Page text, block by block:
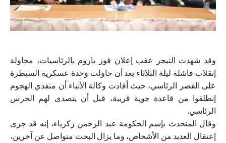
وقد شهدت النيجر عقب إعلان فوز باروم بالرئاسيات، محاولة
إنقلاب فاشلة ليلة الثلاثاء بعد أن حاولت وحدة عسكرية السيطرة
على القصر الرئاسي، حيث أفادت وكالة الأنباء أن منفذي الهجوم
إنطلقوا من قاعدة جوية قريبة، قبل أن يتصدى لهم الحرس
الرئاسي.
وقال المتحدث بإسم الحكومة عبد الرحمن زكرياء، إنه قد جرى
إعتقال العديد من الأشخاص، وما يزال البحث متواصل عن آخرين،